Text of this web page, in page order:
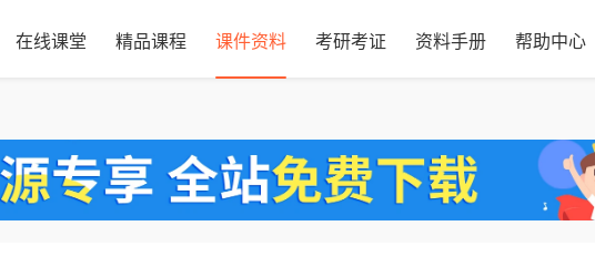
在线课堂 精品课程 课件资料 考研考证 资料手册 帮助中心